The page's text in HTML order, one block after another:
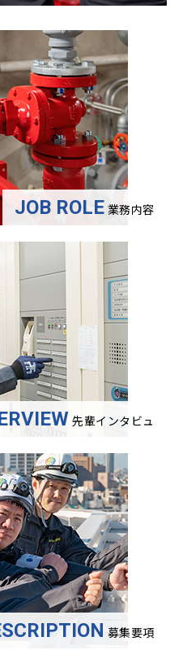
JOB ROLE 業務内容
先輩インタビュ
募集要項